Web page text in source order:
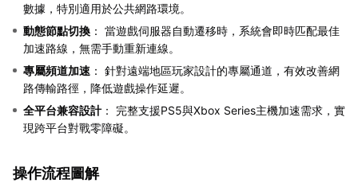
數據，特別適用於公共網路環境。
動態節點切換 ： 當遊戲伺服器自動遷移時，系統會即時匹配最佳
加速路線，無需手動重新連線。
專屬頻道加速 ： 針對遠端地區玩家設計的專屬通道，有效改善網
路傳輸路徑，降低遊戲操作延遲。
全平台兼容設計： 完整支援PS5與Xbox Series主機加速需求，實
現跨平台對戰零障礙。
操作流程圖解